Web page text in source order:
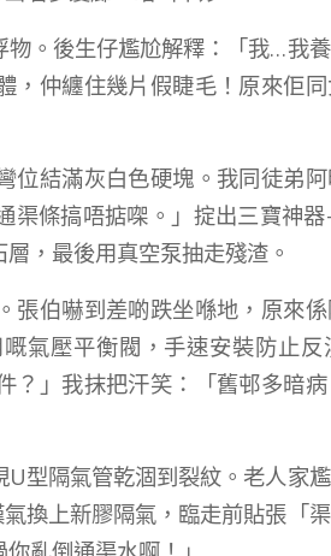
。後生仔尷尬解釋：「我…我
，仲纏住幾片假睫毛！原來佢
位結滿灰白色硬塊。我同徒弟
渠條搞唔掂㗎。」掟出三寶神
，最後用真空泵抽走殘渣。
張伯嚇到差啲跌坐喺地，原來
氣壓平衡閥，手速安裝防止
？」我抹把汗笑：「舊邨多暗
型隔氣管乾涸到裂紋。老人家
換上新膠隔氣，臨走前貼張「